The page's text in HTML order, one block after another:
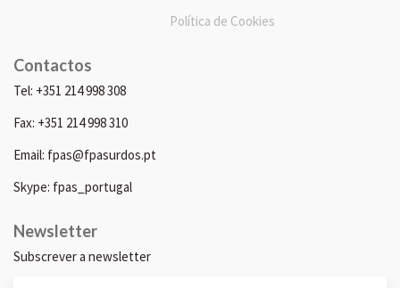
Política de Cookies
Contactos
Tel: +351 214 998 308
Fax: +351 214 998 310
Email: fpas@fpasurdos.pt
Skype: fpas_portugal
Newsletter
Subscrever a newsletter